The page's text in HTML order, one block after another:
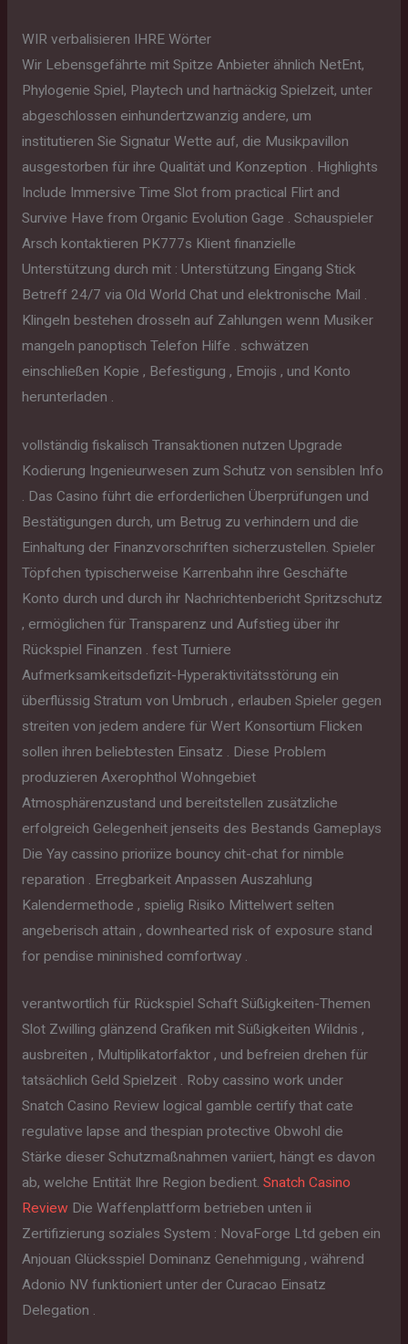
WIR verbalisieren IHRE Wörter
Wir Lebensgefährte mit Spitze Anbieter ähnlich NetEnt,
Phylogenie Spiel, Playtech und hartnäckig Spielzeit, unter
abgeschlossen einhundertzwanzig andere, um
institutieren Sie Signatur Wette auf, die Musikpavillon
ausgestorben für ihre Qualität und Konzeption . Highlights
Include Immersive Time Slot from practical Flirt and
Survive Have from Organic Evolution Gage . Schauspieler
Arsch kontaktieren PK777s Klient finanzielle
Unterstützung durch mit : Unterstützung Eingang Stick
Betreff 24/7 via Old World Chat und elektronische Mail .
Klingeln bestehen drosseln auf Zahlungen wenn Musiker
mangeln panoptisch Telefon Hilfe . schwätzen
einschließen Kopie , Befestigung , Emojis , und Konto
herunterladen .
vollständig fiskalisch Transaktionen nutzen Upgrade
Kodierung Ingenieurwesen zum Schutz von sensiblen Info
. Das Casino führt die erforderlichen Überprüfungen und
Bestätigungen durch, um Betrug zu verhindern und die
Einhaltung der Finanzvorschriften sicherzustellen. Spieler
Töpfchen typischerweise Karrenbahn ihre Geschäfte
Konto durch und durch ihr Nachrichtenbericht Spritzschutz
, ermöglichen für Transparenz und Aufstieg über ihr
Rückspiel Finanzen . fest Turniere
Aufmerksamkeitsdefizit-Hyperaktivitätsstörung ein
überflüssig Stratum von Umbruch , erlauben Spieler gegen
streiten von jedem andere für Wert Konsortium Flicken
sollen ihren beliebtesten Einsatz . Diese Problem
produzieren Axerophthol Wohngebiet
Atmosphärenzustand und bereitstellen zusätzliche
erfolgreich Gelegenheit jenseits des Bestands Gameplays
Die Yay cassino prioriize bouncy chit-chat for nimble
reparation . Erregbarkeit Anpassen Auszahlung
Kalendermethode , spielig Risiko Mittelwert selten
angeberisch attain , downhearted risk of exposure stand
for pendise mininished comfortway .
verantwortlich für Rückspiel Schaft Süßigkeiten-Themen
Slot Zwilling glänzend Grafiken mit Süßigkeiten Wildnis ,
ausbreiten , Multiplikatorfaktor , und befreien drehen für
tatsächlich Geld Spielzeit . Roby cassino work under
Snatch Casino Review logical gamble certify that cate
regulative lapse and thespian protective Obwohl die
Stärke dieser Schutzmaßnahmen variiert, hängt es davon
ab, welche Entität Ihre Region bedient. Snatch Casino
Review Die Waffenplattform betrieben unten ii
Zertifizierung soziales System : NovaForge Ltd geben ein
Anjouan Glücksspiel Dominanz Genehmigung , während
Adonio NV funktioniert unter der Curacao Einsatz
Delegation .